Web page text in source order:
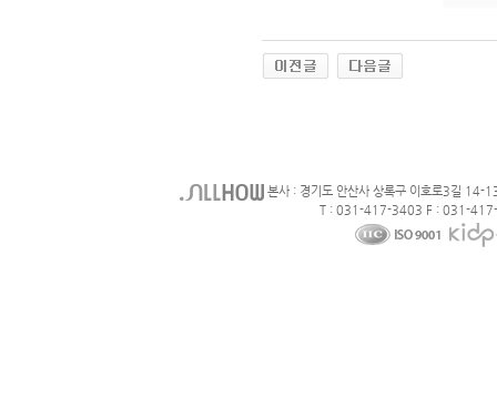
본사 : 경기도 안산사 상록구 이호로3길 14-
T : 031-417-3403 F : 031-